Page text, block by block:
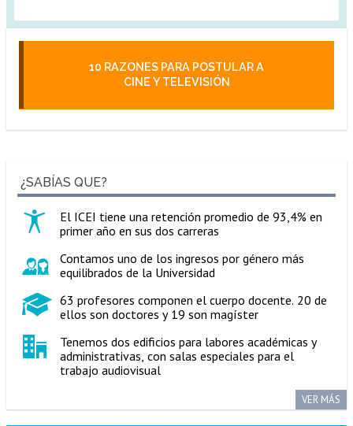
10 RAZONES PARA POSTULAR A
CINE Y TELEVISIÓN
¿SABÍAS QUE?
El ICEI tiene una retención promedio de 93,4% en
primer año en sus dos carreras
Contamos uno de los ingresos por género más
equilibrados de la Universidad
63 profesores componen el cuerpo docente. 20 de
ellos son doctores y 19 son magíster
Tenemos dos edificios para labores académicas y
administrativas, con salas especiales para el
trabajo audiovisual
VER MÁS